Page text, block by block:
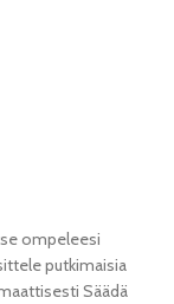
ompeleesi
putkimaisia
Säädä